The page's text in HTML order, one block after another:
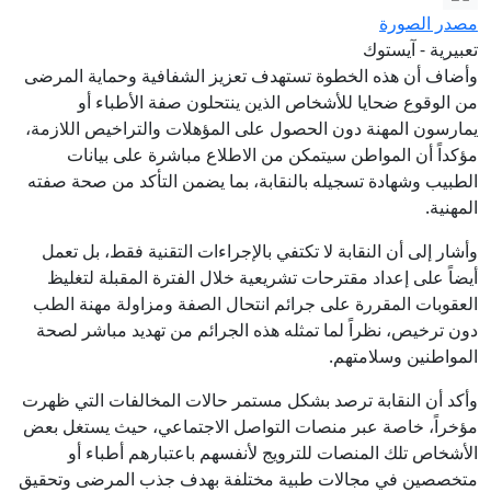
مصدر الصورة
تعبيرية - آيستوك
وأضاف أن هذه الخطوة تستهدف تعزيز الشفافية وحماية المرضى
من الوقوع ضحايا للأشخاص الذين ينتحلون صفة الأطباء أو
يمارسون المهنة دون الحصول على المؤهلات والتراخيص اللازمة،
مؤكداً أن المواطن سيتمكن من الاطلاع مباشرة على بيانات
الطبيب وشهادة تسجيله بالنقابة، بما يضمن التأكد من صحة صفته
المهنية.
وأشار إلى أن النقابة لا تكتفي بالإجراءات التقنية فقط، بل تعمل
أيضاً على إعداد مقترحات تشريعية خلال الفترة المقبلة لتغليظ
العقوبات المقررة على جرائم انتحال الصفة ومزاولة مهنة الطب
دون ترخيص، نظراً لما تمثله هذه الجرائم من تهديد مباشر لصحة
المواطنين وسلامتهم.
وأكد أن النقابة ترصد بشكل مستمر حالات المخالفات التي ظهرت
مؤخراً، خاصة عبر منصات التواصل الاجتماعي، حيث يستغل بعض
الأشخاص تلك المنصات للترويج لأنفسهم باعتبارهم أطباء أو
متخصصين في مجالات طبية مختلفة بهدف جذب المرضى وتحقيق